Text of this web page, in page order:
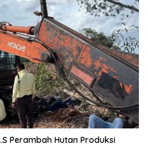
Perambah Hutan Produksi